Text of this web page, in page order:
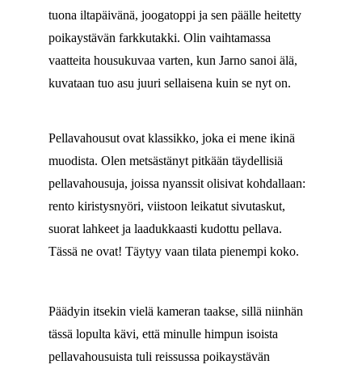
tuona iltapäivänä, joogatoppi ja sen päälle heitetty
poikaystävän farkkutakki. Olin vaihtamassa
vaatteita housukuvaa varten, kun Jarno sanoi älä,
kuvataan tuo asu juuri sellaisena kuin se nyt on.
Pellavahousut ovat klassikko, joka ei mene ikinä
muodista. Olen metsästänyt pitkään täydellisiä
pellavahousuja, joissa nyanssit olisivat kohdallaan:
rento kiristysnyöri, viistoon leikatut sivutaskut,
suorat lahkeet ja laadukkaasti kudottu pellava.
Tässä ne ovat! Täytyy vaan tilata pienempi koko.
Päädyin itsekin vielä kameran taakse, sillä niinhän
tässä lopulta kävi, että minulle himpun isoista
pellavahousuista tuli reissussa poikaystävän